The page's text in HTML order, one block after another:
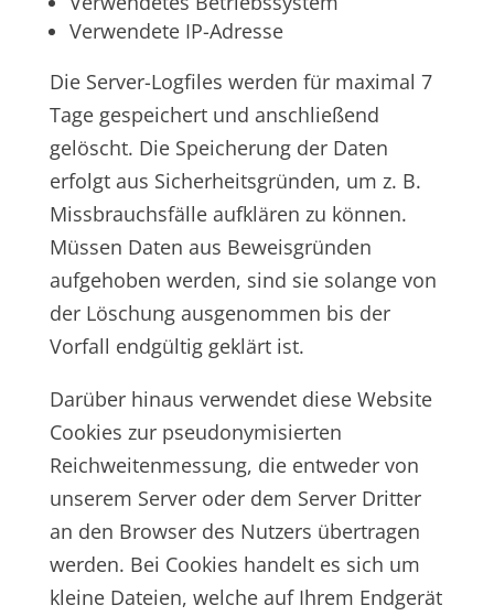
Verwendete IP-Adresse
Die Server-Logfiles werden für maximal 7
Tage gespeichert und anschließend
gelöscht. Die Speicherung der Daten
erfolgt aus Sicherheitsgründen, um z. B.
Missbrauchsfälle aufklären zu können.
Müssen Daten aus Beweisgründen
aufgehoben werden, sind sie solange von
der Löschung ausgenommen bis der
Vorfall endgültig geklärt ist.
Darüber hinaus verwendet diese Website
Cookies zur pseudonymisierten
Reichweitenmessung, die entweder von
unserem Server oder dem Server Dritter
an den Browser des Nutzers übertragen
werden. Bei Cookies handelt es sich um
kleine Dateien, welche auf Ihrem Endgerät